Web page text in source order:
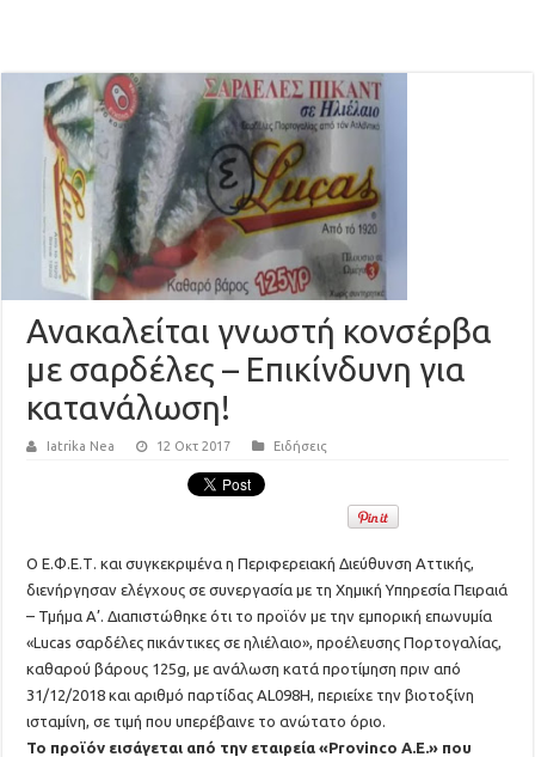
Ανακαλείται γνωστή κονσέρβα
με σαρδέλες – Επικίνδυνη για
κατανάλωση!
Iatrika Nea 12 Οκτ 2017 Ειδήσεις
Ο Ε.Φ.Ε.Τ. και συγκεκριμένα η Περιφερειακή Διεύθυνση Αττικής,
διενήργησαν ελέγχους σε συνεργασία με τη Χημική Υπηρεσία Πειραιά
– Τμήμα Α’. Διαπιστώθηκε ότι το προϊόν με την εμπορική επωνυμία
«Lucas σαρδέλες πικάντικες σε ηλιέλαιο», προέλευσης Πορτογαλίας,
καθαρού βάρους 125g, με ανάλωση κατά προτίμηση πριν από
31/12/2018 και αριθμό παρτίδας ΑL098H, περιείχε την βιοτοξίνη
ισταμίνη, σε τιμή που υπερέβαινε το ανώτατο όριο.
Το προϊόν εισάγεται από την εταιρεία «Provinco A.E.» που